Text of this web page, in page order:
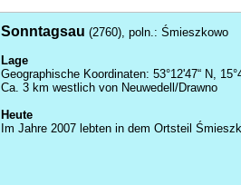
Sonntagsau (2760), poln.: Śmieszkowo
Lage
Geographische Koordinaten: 53°12'47“ N,
Ca. 3 km westlich von Neuwedell/Drawno
Heute
Im Jahre 2007 lebten in dem Ortsteil